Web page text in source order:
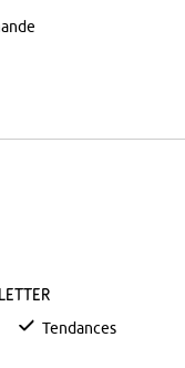
Tendances